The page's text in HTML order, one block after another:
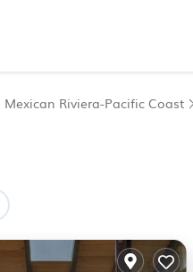
Mexican Riviera-Pacific Coast